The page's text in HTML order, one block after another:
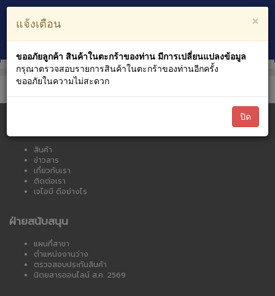
หมวดหมู่สินค้า
×
แจ้งเตือน
ขออภัยลูกค้า สินค้าในตะกร้าของท่าน มีการเปลี่ยนแปลงข้อมูล
กรุณาตรวจสอบรายการสินค้าในตะกร้าของท่านอีกครั้ง
ขออภัยในความไม่สะดวก
ปิด
สินค้า
ข่าวสาร
เกี่ยวกับเรา
ติดต่อเรา
เจไอบี ดีอย่างไร
ฝ่ายสนับสนุน
แผนที่สาขา
ตำแหน่งงานว่าง
ตรวจสอบประกันสินค้า
นิตยสารออนไลน์ ส.ค. 2569